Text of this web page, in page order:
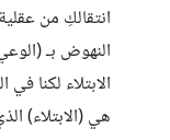
​انتقالكِ من
النهوض بـ
الابتلاء لكنا
هي (الابتلاء)